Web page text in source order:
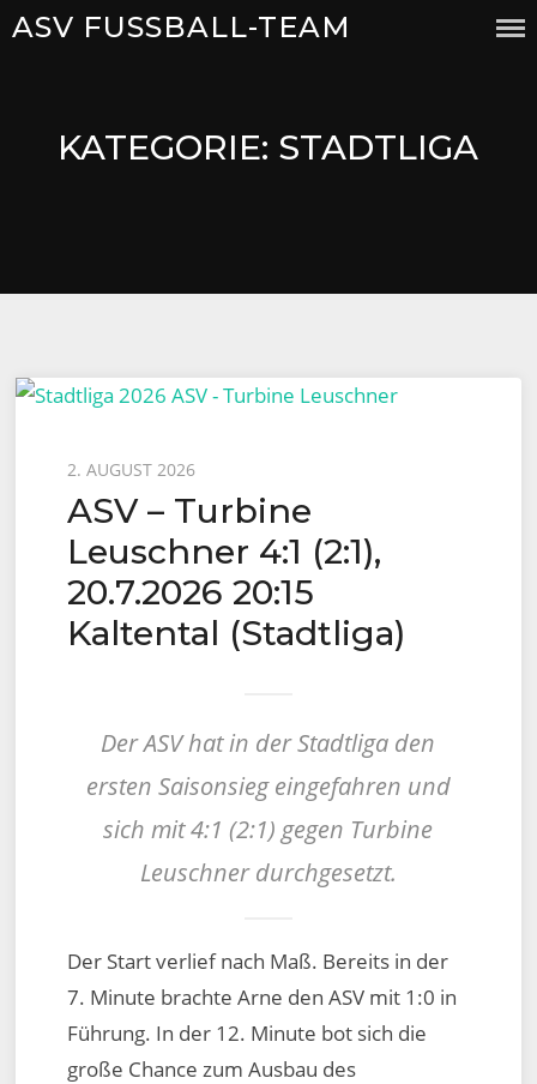
Skip
ASV FUSSBALL-TEAM
KATEGORIE: STADTLIGA
Posted
on
2. AUGUST 2026
ASV – Turbine
Leuschner 4:1 (2:1),
20.7.2026 20:15
Kaltental (Stadtliga)
Der ASV hat in der Stadtliga den
ersten Saisonsieg eingefahren und
sich mit 4:1 (2:1) gegen Turbine
Leuschner durchgesetzt.
Der Start verlief nach Maß. Bereits in der
7. Minute brachte Arne den ASV mit 1:0 in
Führung. In der 12. Minute bot sich die
große Chance zum Ausbau des